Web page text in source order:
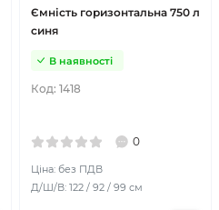
Ємність горизонтальна 750 л
синя
Код: 1418
В наявності
0
Ціна: без ПДВ
Д/Ш/В: 122 / 92 / 99 см